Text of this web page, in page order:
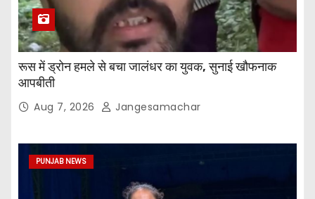
रूस में ड्रोन हमले से बचा जालंधर का युवक, सुनाई खौफनाक
आपबीती
Aug 7, 2026 Jangesamachar
PUNJAB NEWS